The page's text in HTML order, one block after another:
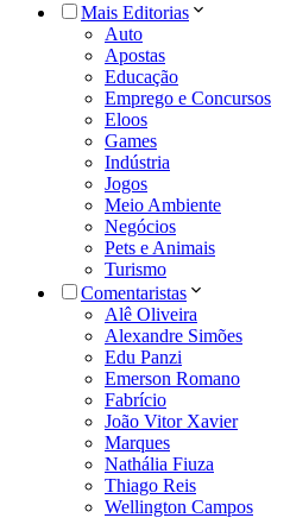
Mais Editorias
Auto
Apostas
Educação
Emprego e Concursos
Eloos
Games
Indústria
Jogos
Meio Ambiente
Negócios
Pets e Animais
Turismo
Comentaristas
Alê Oliveira
Alexandre Simões
Edu Panzi
Emerson Romano
Fabrício
João Vitor Xavier
Marques
Nathália Fiuza
Thiago Reis
Wellington Campos